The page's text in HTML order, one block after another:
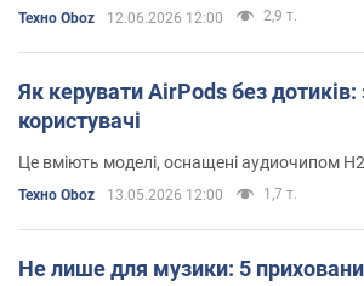
Техно Oboz 12.06.2026 12:00 2,9 т.
Як керувати AirPods без дотиків:
користувачі
Це вміють моделі, оснащені аудиочипом H2
Техно Oboz 13.05.2026 12:00 1,7 т.
Не лише для музики: 5